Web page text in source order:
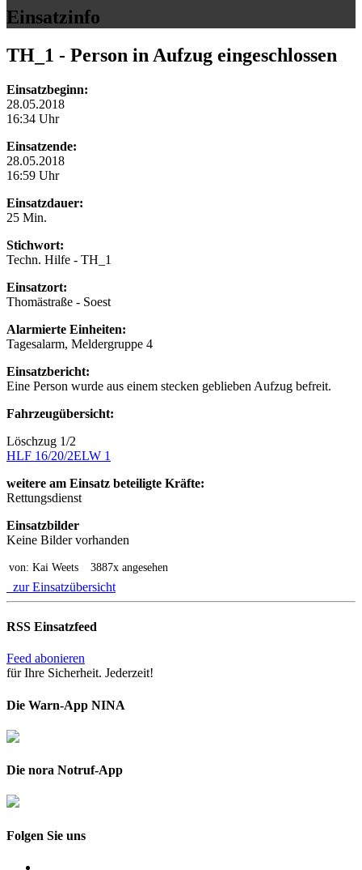
Einsatzinfo
TH_1 - Person in Aufzug eingeschlossen
Einsatzbeginn:
28.05.2018
16:34 Uhr
Einsatzende:
28.05.2018
16:59 Uhr
Einsatzdauer:
25 Min.
Stichwort:
Techn. Hilfe - TH_1
Einsatzort:
Thomästraße - Soest
Alarmierte Einheiten:
Tagesalarm, Meldergruppe 4
Einsatzbericht:
Eine Person wurde aus einem stecken geblieben Aufzug befreit.
Fahrzeugübersicht:
Löschzug 1/2
HLF 16/20/2ELW 1
weitere am Einsatz beteiligte Kräfte:
Rettungsdienst
Einsatzbilder
Keine Bilder vorhanden
von: Kai Weets 3887x angesehen
zur Einsatzübersicht
RSS Einsatzfeed
Feed abonieren
für Ihre Sicherheit. Jederzeit!
Die Warn-App NINA
Die nora Notruf-App
Folgen Sie uns